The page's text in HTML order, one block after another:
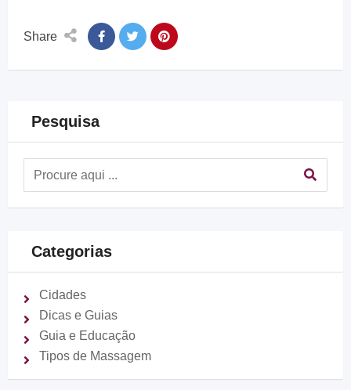
Share
Pesquisa
Categorias
Cidades
Dicas e Guias
Guia e Educação
Tipos de Massagem